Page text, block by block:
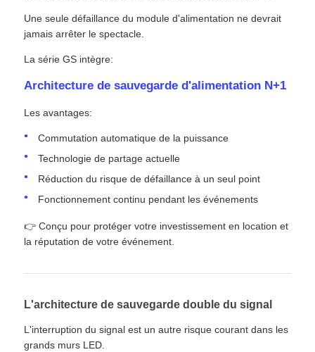
Une seule défaillance du module d'alimentation ne devrait
jamais arrêter le spectacle.
La série GS intègre:
Architecture de sauvegarde d'alimentation N+1
Les avantages:
Commutation automatique de la puissance
Technologie de partage actuelle
Réduction du risque de défaillance à un seul point
Fonctionnement continu pendant les événements
👉 Conçu pour protéger votre investissement en location et
la réputation de votre événement.
L'architecture de sauvegarde double du signal
L'interruption du signal est un autre risque courant dans les
grands murs LED.